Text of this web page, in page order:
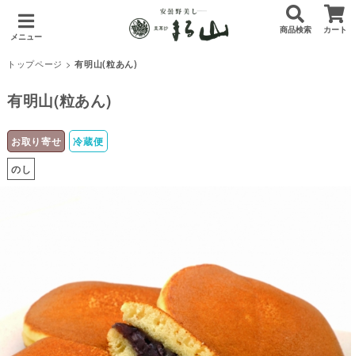
メニュー
商品検索 カート
トップページ >有明山(粒あん)
有明山(粒あん)
お取り寄せ
冷蔵便
のし